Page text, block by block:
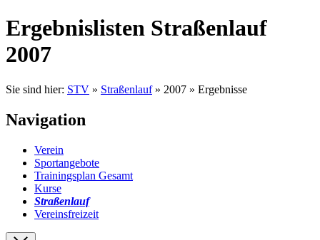
Ergebnislisten Straßenlauf
2007
Sie sind hier: STV » Straßenlauf» 2007 » Ergebnisse
Navigation
Verein
Sportangebote
Trainingsplan Gesamt
Kurse
Straßenlauf
Vereinsfreizeit